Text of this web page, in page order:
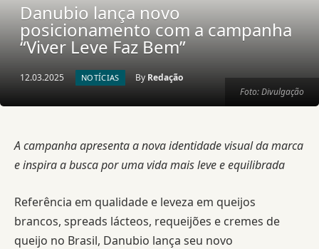
Foto: Divulgação
Danubio lança novo
posicionamento com a campanha
“Viver Leve Faz Bem”
12.03.2025 NOTÍCIAS By Redação
A campanha apresenta a nova identidade visual da marca
e inspira a busca por uma vida mais leve e equilibrada
Referência em qualidade e leveza em queijos
brancos, spreads lácteos, requeijões e cremes de
queijo no Brasil, Danubio lança seu novo